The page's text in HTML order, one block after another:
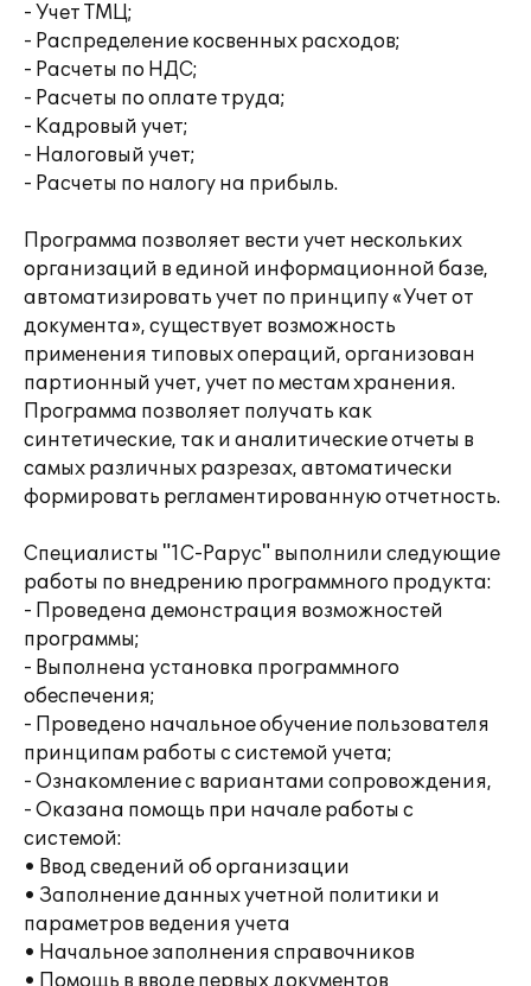
- Учет ТМЦ;
- Распределение косвенных расходов;
- Расчеты по НДС;
- Расчеты по оплате труда;
- Кадровый учет;
- Налоговый учет;
- Расчеты по налогу на прибыль.
Программа позволяет вести учет нескольких
организаций в единой информационной базе,
автоматизировать учет по принципу «Учет от
документа», существует возможность
применения типовых операций, организован
партионный учет, учет по местам хранения.
Программа позволяет получать как
синтетические, так и аналитические отчеты в
самых различных разрезах, автоматически
формировать регламентированную отчетность.
Специалисты "1С-Рарус" выполнили следующие
работы по внедрению программного продукта:
- Проведена демонстрация возможностей
программы;
- Выполнена установка программного
обеспечения;
- Проведено начальное обучение пользователя
принципам работы с системой учета;
- Ознакомление с вариантами сопровождения,
- Оказана помощь при начале работы с
системой:
• Ввод сведений об организации
• Заполнение данных учетной политики и
параметров ведения учета
• Начальное заполнения справочников
• Помощь в вводе первых документов